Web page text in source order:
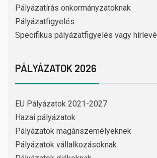
Pályázatírás önkormányzatoknak
Pályázatfigyelés
Specifikus pályázatfigyelés vagy hírlevél
PÁLYÁZATOK 2026
EU Pályázatok 2021-2027
Hazai pályázatok
Pályázatok magánszemélyeknek
Pályázatok vállalkozásoknak